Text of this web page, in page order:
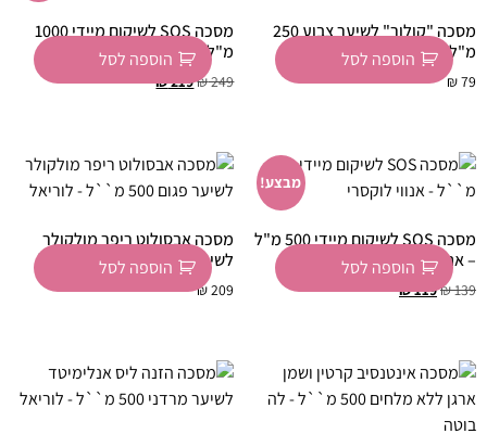
מסכה "קולור" לשיער צבוע 250
מ"ל – אינדולה
₪79
הוספה לסל
מסכה SOS לשיקום מיידי 1000
מ"ל – אנווי לוקסרי
₪249
₪219
הוספה לסל
מבצע!
מסכה SOS לשיקום מיידי 500 מ"ל
– אנווי לוקסרי
₪139
₪119
הוספה לסל
מסכה אבסולוט ריפר מולקולר
לשיער פגום 500 מ"ל – לוריאל
₪209
הוספה לסל